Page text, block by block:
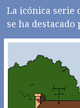
La icónica serie
se ha destacado